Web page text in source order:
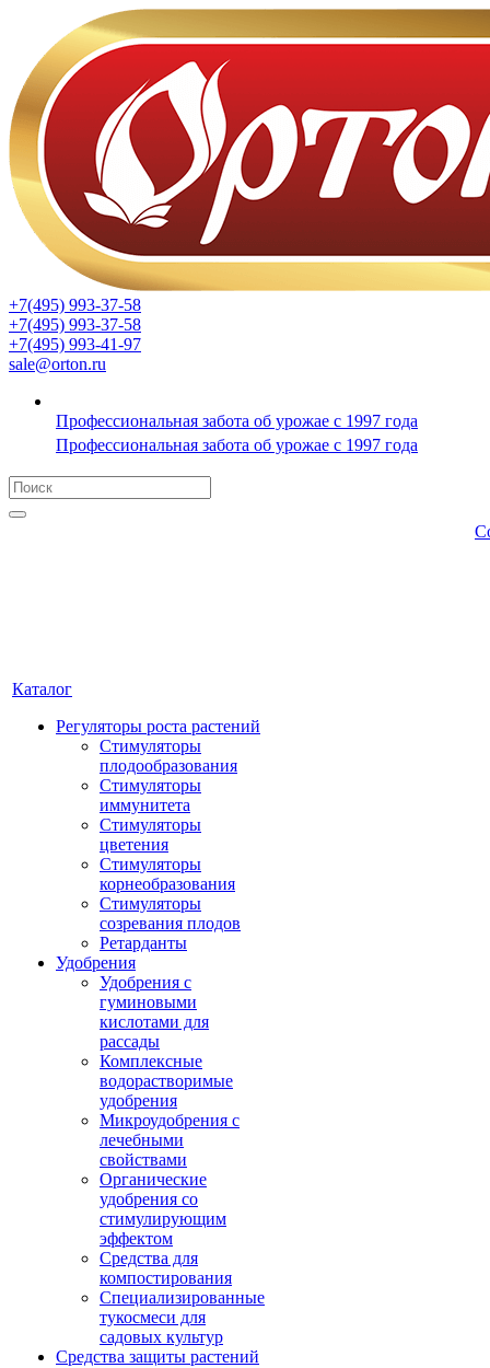
+7(495) 993-37-58
+7(495) 993-37-58
+7(495) 993-41-97
sale@orton.ru
Профессиональная забота об урожае с 1997 года
Профессиональная забота об урожае с 1997 года
Каталог
Регуляторы роста растений
Стимуляторы
плодообразования
Стимуляторы
иммунитета
Стимуляторы
цветения
Стимуляторы
корнеобразования
Стимуляторы
созревания плодов
Ретарданты
Удобрения
Удобрения с
гуминовыми
кислотами для
рассады
Комплексные
водорастворимые
удобрения
Микроудобрения с
лечебными
свойствами
Органические
удобрения со
стимулирующим
эффектом
Средства для
компостирования
Специализированные
тукосмеси для
садовых культур
Средства защиты растений